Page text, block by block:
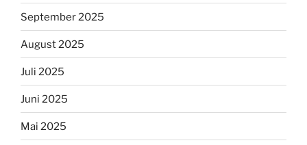
September 2025
August 2025
Juli 2025
Juni 2025
Mai 2025